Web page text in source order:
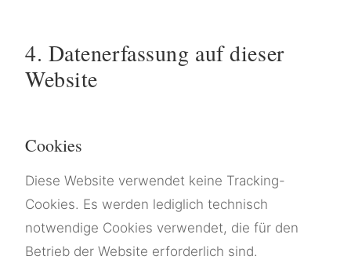
4. Datenerfassung auf dieser
Website
Cookies
Diese Website verwendet keine Tracking-
Cookies. Es werden lediglich technisch
notwendige Cookies verwendet, die für den
Betrieb der Website erforderlich sind.